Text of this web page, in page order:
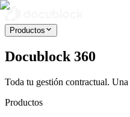
Productos
Docublock 360
Toda tu gestión contractual.
Productos